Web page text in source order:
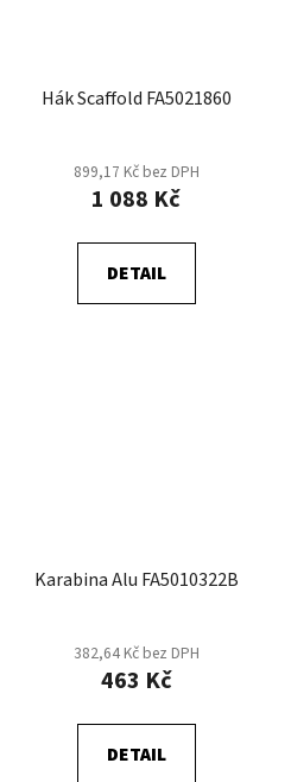
Hák Scaffold FA5021860
899,17 Kč bez DPH
1 088 Kč
DETAIL
Karabina Alu FA5010322B
382,64 Kč bez DPH
463 Kč
DETAIL